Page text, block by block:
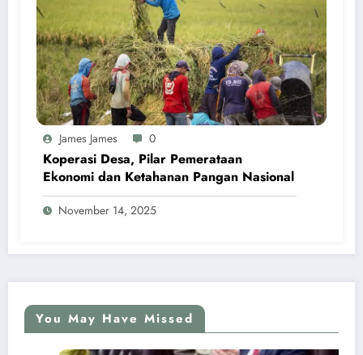
James James 0
Koperasi Desa, Pilar Pemerataan
Ekonomi dan Ketahanan Pangan Nasional
November 14, 2025
You May Have Missed